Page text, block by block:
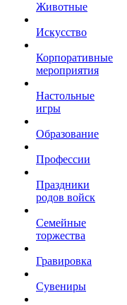
Животные
Искусство
Корпоративные
мероприятия
Настольные
игры
Образование
Профессии
Праздники
родов войск
Семейные
торжества
Гравировка
Сувениры